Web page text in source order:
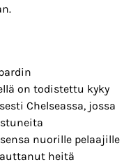
on todistettu kyky
Chelseassa, jossa
nuorille pelaajille
heitä